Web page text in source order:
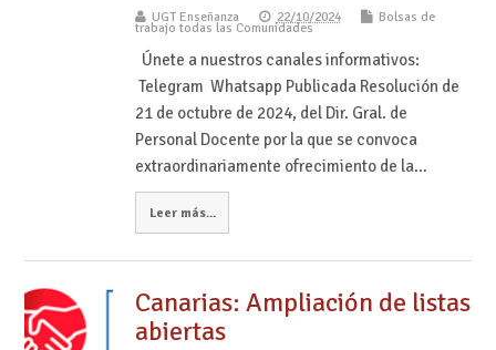
UGT Enseñanza 22/10/2024 Bolsas de
trabajo todas las Comunidades
Únete a nuestros canales informativos:
Telegram Whatsapp Publicada Resolución de
21 de octubre de 2024, del Dir. Gral. de
Personal Docente por la que se convoca
extraordinariamente ofrecimiento de la…
Leer más...
Canarias: Ampliación de listas
abiertas